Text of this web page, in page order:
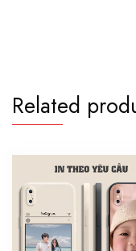
/
Z3i
1806
hình
theo
yêu
Related